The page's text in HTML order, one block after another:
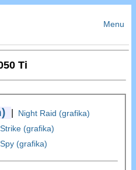
Menu
Ti
Night Raid (grafika)
(grafika)
(grafika)